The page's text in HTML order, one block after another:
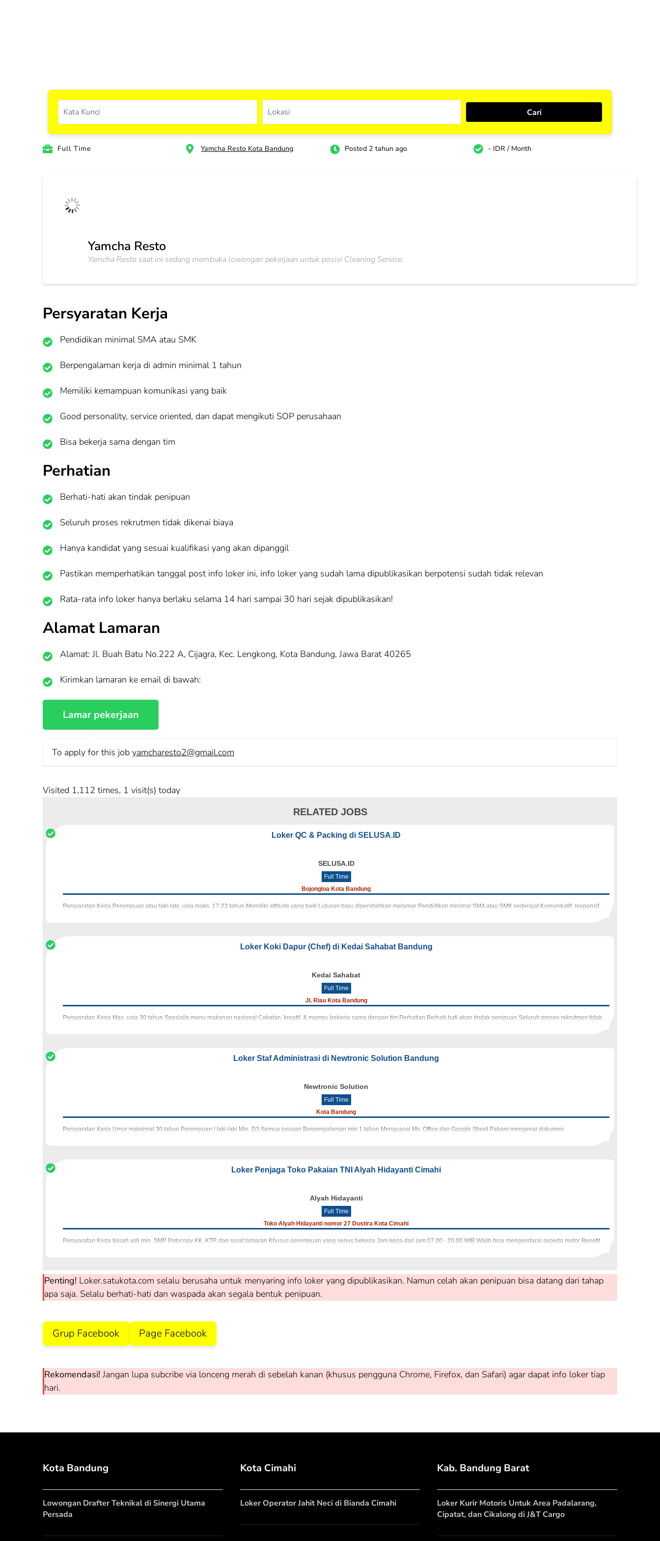
Full Time Yamcha Resto Kota Bandung Posted 2 tahun ago - IDR / Month
Yamcha Resto
Yamcha Resto saat ini sedang membuka lowongan pekerjaan untuk posisi Cleaning Service.
Persyaratan Kerja
Pendidikan minimal SMA atau SMK
Berpengalaman kerja di admin minimal 1 tahun
Memiliki kemampuan komunikasi yang baik
Good personality, service oriented, dan dapat mengikuti SOP perusahaan
Bisa bekerja sama dengan tim
Perhatian
Berhati-hati akan tindak penipuan
Seluruh proses rekrutmen tidak dikenai biaya
Hanya kandidat yang sesuai kualifikasi yang akan dipanggil
Pastikan memperhatikan tanggal post info loker ini, info loker yang sudah lama dipublikasikan berpotensi sudah tidak relevan
Rata-rata info loker hanya berlaku selama 14 hari sampai 30 hari sejak dipublikasikan!
Alamat Lamaran
Alamat: Jl. Buah Batu No.222 A, Cijagra, Kec. Lengkong, Kota Bandung, Jawa Barat 40265
Kirimkan lamaran ke email di bawah:
To apply for this job yamcharesto2@gmail.com
Visited 1,112 times, 1 visit(s) today
RELATED JOBS
Loker QC & Packing di SELUSA.ID
SELUSA.ID
Full Time
Bojongloa Kota Bandung
Persyaratan Kerja Perempuan atau laki-laki, usia maks. 17-23 tahun Memiliki attitude yang baik Lulusan baru dipersilahkan melamar Pendidikan minimal SMA atau SMK sederajat Komunikatif, responsif,
Loker Koki Dapur (Chef) di Kedai Sahabat Bandung
Kedai Sahabat
Full Time
Jl. Riau Kota Bandung
Persyaratan Kerja Max. usia 30 tahun Spesialis menu makanan nasional Cekatan, kreatif, & mampu bekerja sama dengan tim Perhatian Berhati-hati akan tindak penipuan Seluruh proses rekrutmen tidak
Loker Staf Administrasi di Newtronic Solution Bandung
Newtronic Solution
Full Time
Kota Bandung
Persyaratan Kerja Umur maksimal 30 tahun Perempuan / laki-laki Min. D3 Semua jurusan Berpengalaman min 1 tahun Menguasai Ms. Office dan Google Sheet Paham mengenai dokumen
Loker Penjaga Toko Pakaian TNI Alyah Hidayanti Cimahi
Alyah Hidayanti
Full Time
Toko Alyah Hidayanti nomor 27 Dustira Kota Cimahi
Persyaratan Kerja Ijasah asli min. SMP Potocopy KK, KTP, dan surat lamaran Khusus perempuan yang serius bekerja Jam kerja dari jam 07.00 - 20.00 WIB Wajib bisa mengendarai sepeda motor Benefit
Penting! Loker.satukota.com selalu berusaha untuk menyaring info loker yang dipublikasikan. Namun celah akan penipuan bisa datang dari tahap
apa saja. Selalu berhati-hati dan waspada akan segala bentuk penipuan.
Grup Facebook Page Facebook
Rekomendasi! Jangan lupa subcribe via lonceng merah di sebelah kanan (khusus pengguna Chrome, Firefox, dan Safari) agar dapat info loker tiap
hari.
Kota Bandung
Lowongan Drafter Teknikal di Sinergi Utama
Persada
Kota Cimahi
Loker Operator Jahit Neci di Bianda Cimahi
Kab. Bandung Barat
Loker Kurir Motoris Untuk Area Padalarang,
Cipatat, dan Cikalong di J&T Cargo